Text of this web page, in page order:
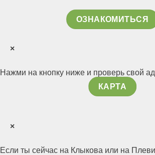
ОЗНАКОМИТЬСЯ
×
Нажми на кнопку ниже и проверь свой
КАРТА
×
Если ты сейчас на Клыкова или на